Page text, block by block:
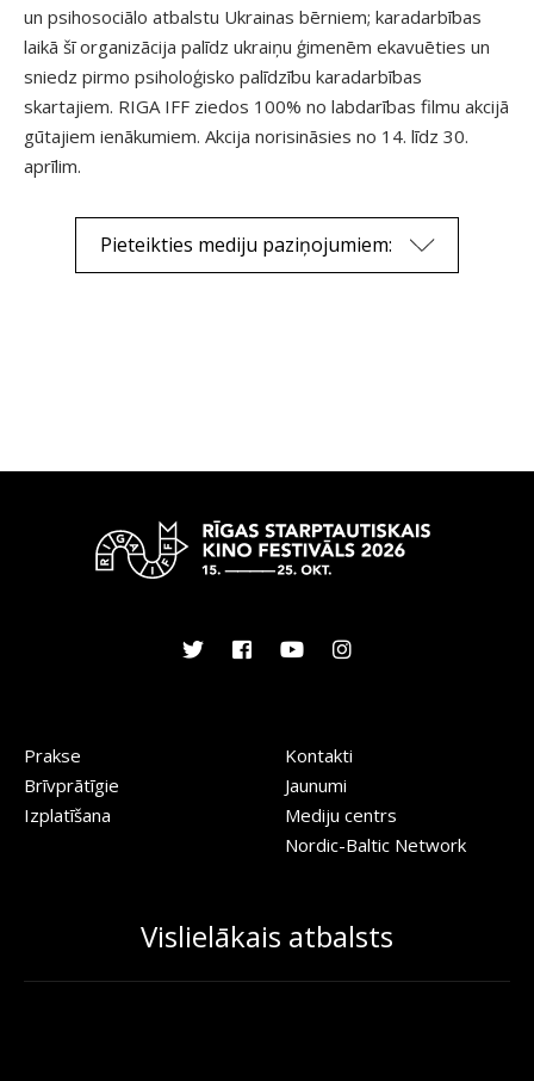
un psihosociālo atbalstu Ukrainas bērniem; karadarbības
laikā šī organizācija palīdz ukraiņu ģimenēm ekavuēties un
sniedz pirmo psiholoģisko palīdzību karadarbības
skartajiem. RIGA IFF ziedos 100% no labdarības filmu akcijā
gūtajiem ienākumiem. Akcija norisināsies no 14. līdz 30.
aprīlim.
Pieteikties mediju paziņojumiem:
Prakse
Brīvprātīgie
Izplatīšana
Kontakti
Jaunumi
Mediju centrs
Nordic-Baltic Network
Vislielākais atbalsts